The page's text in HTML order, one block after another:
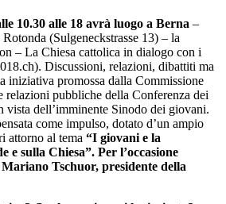
10.30 alle 18 avrà luogo a Berna –
(Sulgeneckstrasse 13) – la
– La Chiesa cattolica in dialogo con i
Discussioni, relazioni, dibattiti ma
iniziativa promossa dalla Commissione
relazioni pubbliche della Conferenza dei
vista dell’imminente Sinodo dei giovani.
come impulso, dotato d’un ampio
attorno al tema “I giovani e la
e sulla Chiesa”. Per l’occasione
Tschuor, presidente della